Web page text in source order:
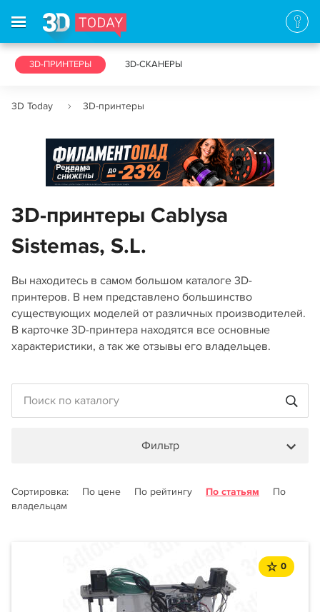
3D-ПРИНТЕРЫ 3D-СКАНЕРЫ
3D Today 3D-принтеры
Реклама
3D-принтеры Cablysa
Sistemas, S.L.
Вы находитесь в самом большом каталоге 3D-
принтеров. В нем представлено большинство
существующих моделей от различных производителей.
В карточке 3D-принтера находятся все основные
характеристики, а так же отзывы его владельцев.
Фильтр
Сортировка: По цене По рейтингу По статьям
По
владельцам
0